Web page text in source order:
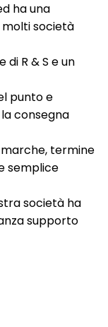
ha una
società
R & S e un
punto e
consegna
termine
semplice
società ha
supporto